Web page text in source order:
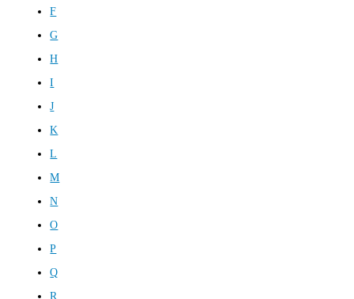
F
G
H
I
J
K
L
M
N
O
P
Q
R